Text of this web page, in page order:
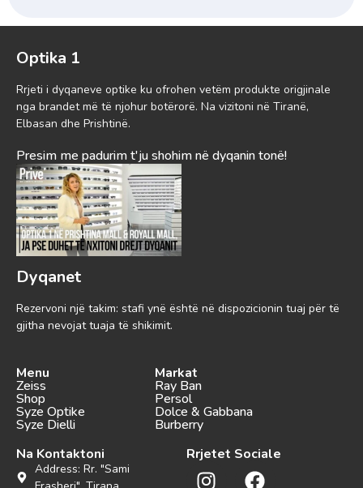
Optika 1
Rrjeti i dyqaneve optike ku ofrohen vetëm produkte origjinale
nga brandet më të njohur botërorë. Na vizitoni në Tiranë,
Elbasan dhe Prishtinë.
Presim me padurim t'ju shohim në dyqanin tonë!
Dyqanet
Rezervoni një takim: stafi ynë është në dispozicionin tuaj për të
gjitha nevojat tuaja të shikimit.
Menu
Zeiss
Shop
Syze Optike
Syze Dielli
Markat
Ray Ban
Persol
Dolce & Gabbana
Burberry
Na Kontaktoni
Address: Rr. "Sami
Rrjetet Sociale